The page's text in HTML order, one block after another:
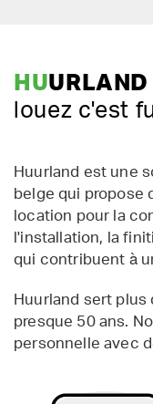
HUURLAND
louez c'est
Huurland est une
belge qui propose
location pour la
l'installation, la
qui contribuent à
Huurland sert plus
presque 50 ans.
personnelle avec